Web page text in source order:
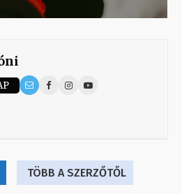
TÖBB A SZERZŐTŐL